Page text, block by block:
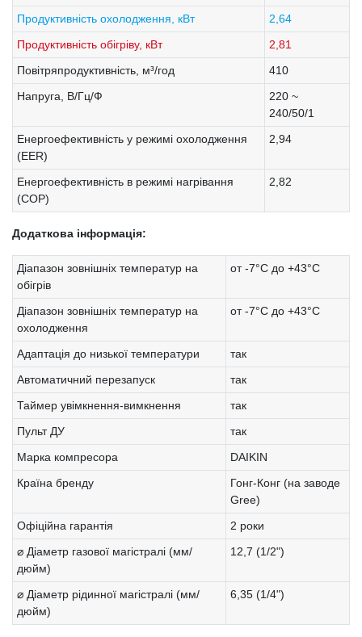
Продуктивність охолодження, кВт
2,64
Продуктивність обігріву, кВт
2,81
Повітряпродуктивність, м³/год
410
Напруга, В/Гц/Ф
220 ~
240/50/1
Енергоефективність у режимі охолодження
(EER)
2,94
Енергоефективність в режимі нагрівання
(COP)
2,82
Додаткова інформація:
Діапазон зовнішніх температур на
обігрів
от -7°C до +43°C
Діапазон зовнішніх температур на
охолодження
от -7°C до +43°C
Адаптація до низької температури
так
Автоматичний перезапуск
так
Таймер увімкнення-вимкнення
так
Пульт ДУ
так
Марка компресора
DAIKIN
Країна бренду
Гонг-Конг (на заводе
Gree)
Офіційна гарантія
2 роки
⌀ Діаметр газової магістралі (мм/
дюйм)
12,7 (1/2")
⌀ Діаметр рідинної магістралі (мм/
дюйм)
6,35 (1/4")